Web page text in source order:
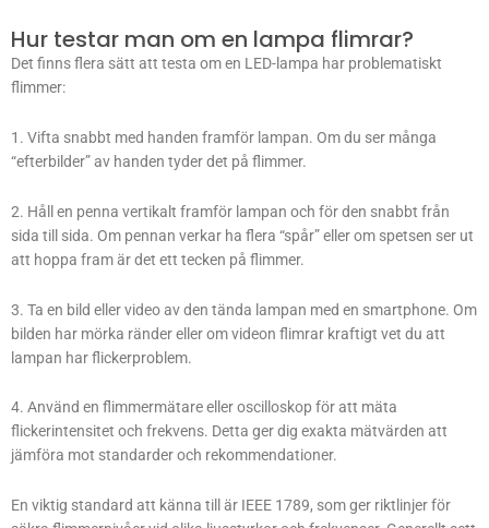
Hur testar man om en lampa flimrar?
Det finns flera sätt att testa om en LED-lampa har problematiskt
flimmer:
1. Vifta snabbt med handen framför lampan. Om du ser många
“efterbilder” av handen tyder det på flimmer.
2. Håll en penna vertikalt framför lampan och för den snabbt från
sida till sida. Om pennan verkar ha flera “spår” eller om spetsen ser ut
att hoppa fram är det ett tecken på flimmer.
3. Ta en bild eller video av den tända lampan med en smartphone. Om
bilden har mörka ränder eller om videon flimrar kraftigt vet du att
lampan har flickerproblem.
4. Använd en flimmermätare eller oscilloskop för att mäta
flickerintensitet och frekvens. Detta ger dig exakta mätvärden att
jämföra mot standarder och rekommendationer.
En viktig standard att känna till är IEEE 1789, som ger riktlinjer för